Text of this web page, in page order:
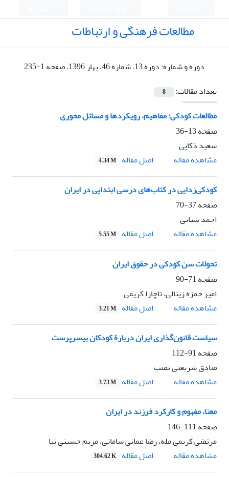
مطالعات فرهنگی و ارتباطات
دوره و شماره:دوره 13، شماره 46، بهار 1396، صفحه 1-235
تعداد مقالات:
8
مطالعات کودکی: مفاهیم، رویکردها و مسائل محوری
صفحه13-36
سعید ذکایی
مشاهده مقاله
اصل مقاله 4.34 M
کودکی‌زدایی در کتاب‌های درسی ابتدایی در ایران
صفحه37-70
احمد شبانی
مشاهده مقاله
اصل مقاله 5.55 M
تحولات سن کودکی در حقوق ایران
صفحه71-90
امیر حمزه زینالی، تاچارا کریمی
مشاهده مقاله
اصل مقاله 3.21 M
سیاست قانون‌گذاری ایران دربارة کودکان بی‏سرپرست
صفحه91-112
صادق شریعتی نصب
مشاهده مقاله
اصل مقاله 3.73 M
معنا، مفهوم و کارکرد فرزند در ایران
صفحه111-146
مرتضی کریمی مله، رضا عمانی سامانی، مریم حسینی نیا
مشاهده مقاله
اصل مقاله 304.62 K